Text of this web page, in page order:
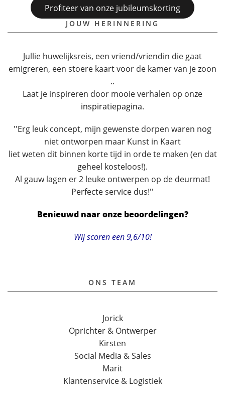
Profiteer van onze jubileumskorting
JOUW HERINNERING
Jullie huwelijksreis, een vriend/vriendin die gaat
emigreren, een stoere kaart voor de kamer van je zoon
..
Laat je inspireren door mooie verhalen op onze
inspiratiepagina.
''Erg leuk concept, mijn gewenste dorpen waren nog
niet ontworpen maar Kunst in Kaart
liet weten dit binnen korte tijd in orde te maken (en dat
geheel kosteloos!).
Al gauw lagen er 2 leuke ontwerpen op de deurmat!
Perfecte service dus!''
Benieuwd naar onze beoordelingen?
Wij scoren een 9,6/10!
ONS TEAM
Jorick
Oprichter & Ontwerper
Kirsten
Social Media & Sales
Marit
Klantenservice & Logistiek